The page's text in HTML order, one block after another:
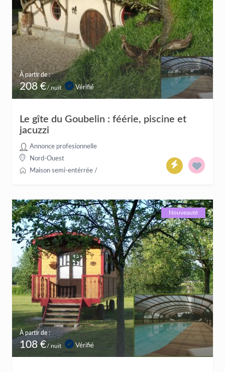
À partir de :
208 €/ nuit Vérifié
Le gîte du Goubelin : féérie, piscine et
jacuzzi
Annonce profesionnelle
Nord-Ouest
Maison semi-entérrée /
À partir de :
108 €/ nuit
Nouveauté
Vérifié